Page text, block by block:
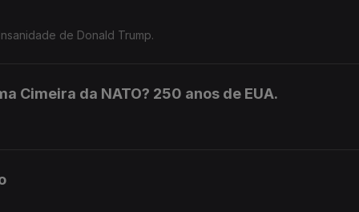
de Donald Trump.
Cimeira da NATO? 250 anos de EUA.